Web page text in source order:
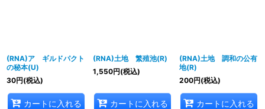
(RNA)ア ギルドパクト
の秘本(U)
30円(税込)
カートに入れる
(RNA)土地 繁殖池(R)
1,550円(税込)
カートに入れる
(RNA)土地 調和の公有
地(R)
200円(税込)
カートに入れる